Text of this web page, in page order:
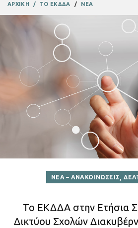
ΑΡΧΙΚΗ ΤΟ ΕΚΔΔΑ ΝΕΑ
ΝΕΑ – ΑΝΑΚΟΙΝΩΣΕΙΣ,
Το ΕΚΔΔΑ στην Ετήσια
Δικτύου Σχολών